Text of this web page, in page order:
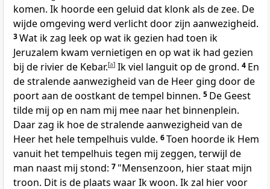
komen. Ik hoorde een geluid dat klonk als de zee. De
wijde omgeving werd verlicht door zijn aanwezigheid.
3Wat ik zag leek op wat ik gezien had toen ik
Jeruzalem kwam vernietigen en op wat ik had gezien
bij de rivier de Kebar.[a] Ik viel languit op de grond. 4 En
de stralende aanwezigheid van de Heer ging door de
poort aan de oostkant de tempel binnen. 5 De Geest
tilde mij op en nam mij mee naar het binnenplein.
Daar zag ik hoe de stralende aanwezigheid van de
Heer het hele tempelhuis vulde. 6Toen hoorde ik Hem
vanuit het tempelhuis tegen mij zeggen, terwijl de
man naast mij stond: 7 "Mensenzoon, hier staat mijn
troon. Dit is de plaats waar Ik woon. Ik zal hier voor